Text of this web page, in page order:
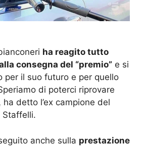
ha reagito tutto
consegna del “premio” e si
per il suo futuro e per quello
di poterci riprovare
ha detto l’ex campione del
Staffelli.
anche sulla prestazione